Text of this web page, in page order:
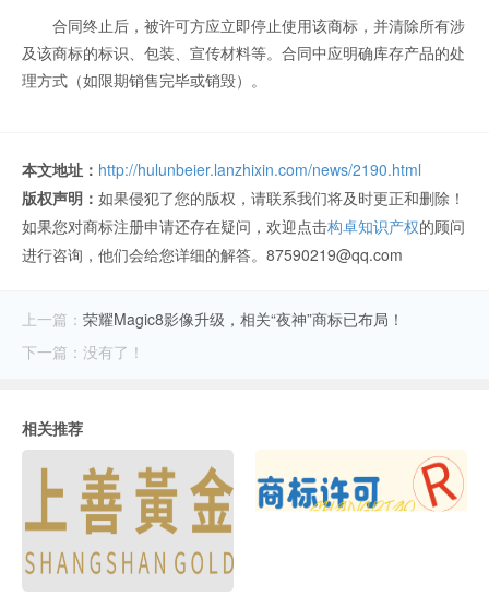
合同终止后，被许可方应立即停止使用该商标，并清除所有涉
及该商标的标识、包装、宣传材料等。合同中应明确库存产品的处
理方式（如限期销售完毕或销毁）。
本文地址： http://hulunbeier.lanzhixin.com/news/2190.html
版权声明： 如果侵犯了您的版权，请联系我们将及时更正和删除！
如果您对商标注册申请还存在疑问，欢迎点击构卓知识产权的顾问
进行咨询，他们会给您详细的解答。87590219@qq.com
上一篇： 荣耀Magic8影像升级，相关“夜神”商标已布局！
下一篇：没有了！
相关推荐